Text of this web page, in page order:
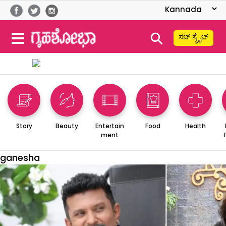
⚲ ಸಬ್ ಸ್ಕ್ರೈಬ್
Story Beauty
Entertain
ment
Food Health
ganesha